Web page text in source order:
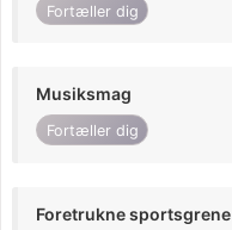
Fortæller dig
Musiksmag
Fortæller dig
Foretrukne sportsgrene